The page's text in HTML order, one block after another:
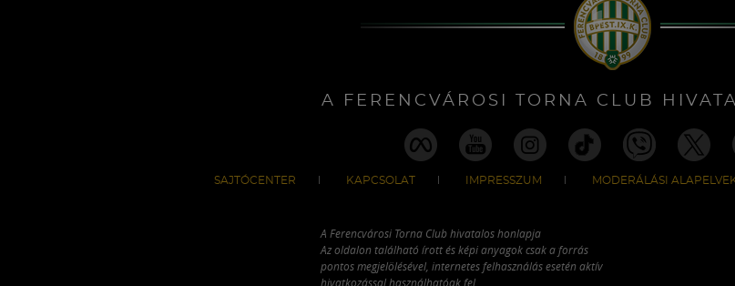
A FERENCVÁROSI TORNA CLUB
SAJTÓCENTER KAPCSOLAT IMPRESSZUM MODERÁLÁSI
A Ferencvárosi Torna Club hivatalos honlapja
Az oldalon található írott és képi anyagok csak a forrás
pontos megjelölésével, internetes felhasználás esetén aktív
hivatkozással használhatóak fel.